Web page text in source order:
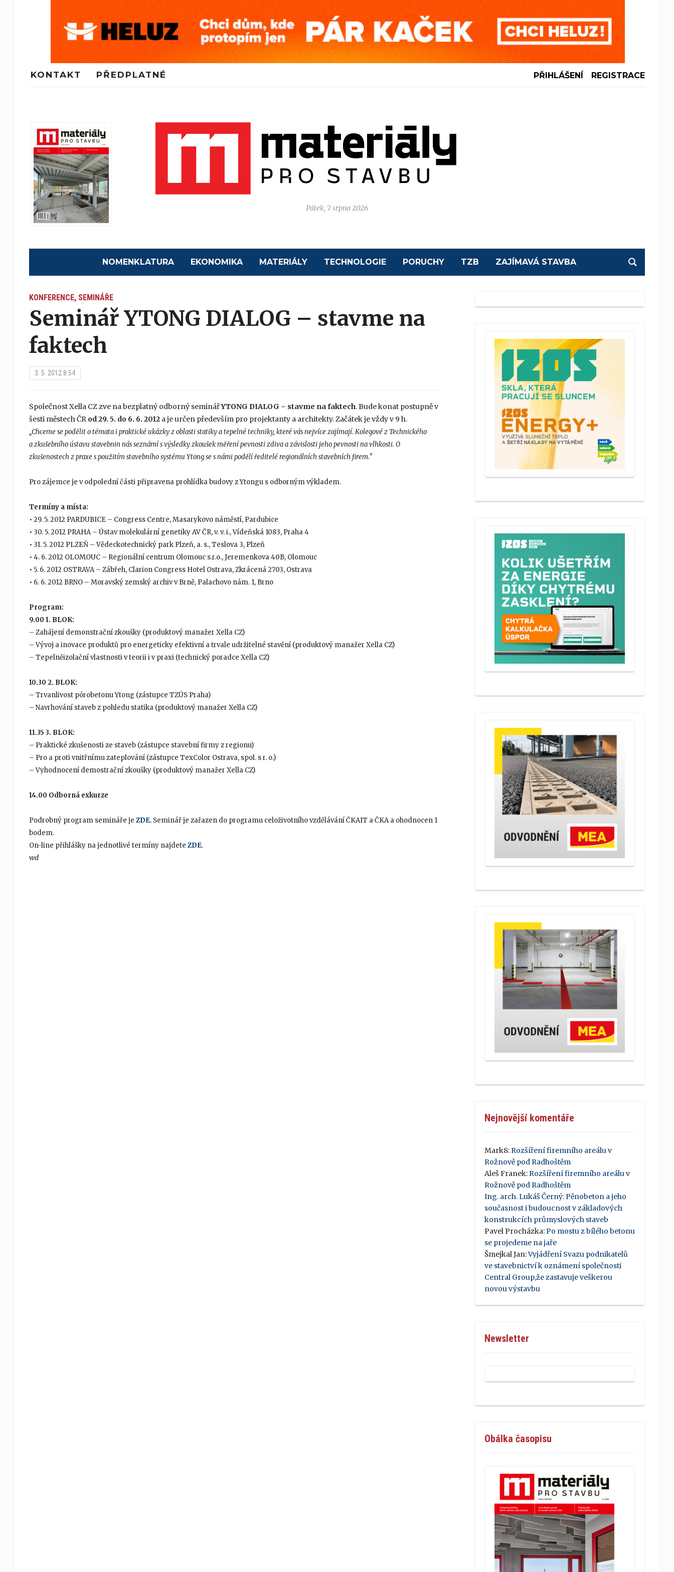
KONTAKT PŘEDPLATNÉ PŘIHLÁŠENÍ REGISTRACE
Pátek, 7 srpna 2026
NOMENKLATURA EKONOMIKA MATERIÁLY TECHNOLOGIE PORUCHY TZB ZAJÍMAVÁ STAVBA
KONFERENCE, SEMINÁŘE
Seminář YTONG DIALOG – stavme na
faktech
3. 5. 2012 8:54
Společnost Xella CZ zve na bezplatný odborný seminářYTONG DIALOG – stavme na faktech. Bude konat postupně v
šesti městech ČR od 29. 5. do 6. 6. 2012 a je určen především pro projektanty a architekty. Začátek je vždy v 9 h.
„Chceme se podělit o témata i praktické ukázky z oblasti statiky a tepelné techniky, které vás nejvíce zajímají. Kolegové z Technického
a zkušebního ústavu stavebnin nás seznámí s výsledky zkoušek měření pevnosti zdiva a závislosti jeho pevnosti na vlhkosti. O
zkušenostech z praxe s použitím stavebního systému Ytong se s námi podělí ředitelé regionálních stavebních firem."
Pro zájemce je v odpolední části připravena prohlídka budovy z Ytongu s odborným výkladem.
Termíny a místa:
• 29. 5. 2012 PARDUBICE – Congress Centre, Masarykovo náměstí, Pardubice
• 30. 5. 2012 PRAHA – Ústav molekulární genetiky AV ČR, v. v. i., Vídeňská 1083, Praha 4
• 31. 5. 2012 PLZEŇ – Vědeckotechnický park Plzeň, a. s., Teslova 3, Plzeň
• 4. 6. 2012 OLOMOUC – Regionální centrum Olomouc s.r.o., Jeremenkova 40B, Olomouc
• 5. 6. 2012 OSTRAVA – Zábřeh, Clarion Congress Hotel Ostrava, Zkrácená 2703, Ostrava
• 6. 6. 2012 BRNO – Moravský zemský archiv v Brně, Palachovo nám. 1, Brno
Program:
9.00 1. BLOK:
– Zahájení demonstrační zkoušky (produktový manažer Xella CZ)
– Vývoj a inovace produktů pro energeticky efektivní a trvale udržitelné stavění (produktový manažer Xella CZ)
– Tepelněizolační vlastnosti v teorii i v praxi (technický poradce Xella CZ)
10.30 2. BLOK:
– Trvanlivost pórobetonu Ytong (zástupce TZÚS Praha)
– Navrhování staveb z pohledu statika (produktový manažer Xella CZ)
11.35 3. BLOK:
– Praktické zkušenosti ze staveb (zástupce stavební firmy z regionu)
– Pro a proti vnitřnímu zateplování (zástupce TexColor Ostrava, spol. s r. o.)
– Vyhodnocení demostrační zkoušky (produktový manažer Xella CZ)
14.00 Odborná exkurze
Podrobný program semináře je ZDE. Seminář je zařazen do programu celoživotního vzdělávání ČKAIT a ČKA a ohodnocen 1
bodem.
On-line přihlášky na jednotlivé termíny najdete ZDE.
wd
Nejnovější komentáře
Mark8:Rozšíření firemního areálu v
Rožnově pod Radhoštěm
Aleš Franek:Rozšíření firemního areálu v
Rožnově pod Radhoštěm
Ing. arch. Lukáš Černý:Pěnobeton a jeho
současnost i budoucnost v základových
konstrukcích průmyslových staveb
Pavel Procházka:Po mostu z bílého betonu
se projedeme na jaře
Šmejkal Jan:Vyjádření Svazu podnikatelů
ve stavebnictví k oznámení společnosti
Central Group,že zastavuje veškerou
novou výstavbu
Newsletter
Obálka časopisu